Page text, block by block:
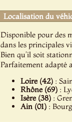
Localisation du
Disponible pour des
dans les principales
Bien qu’il soit
Parfaitement adapté
Loire (42):
Rhône (69):
Isère (38):
Ain (01):